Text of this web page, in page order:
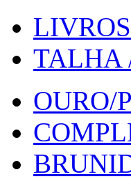
TALHA
OURO/